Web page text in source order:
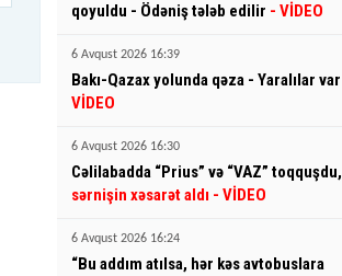
qoyuldu - Ödəniş tələb edilir - VİDEO
6 Avqust 2026 16:39
Bakı-Qazax yolunda qəza - Yaralılar var
VİDEO
6 Avqust 2026 16:30
Cəlilabadda “Prius” və “VAZ” toqquşdu,
sərnişin xəsarət aldı - VİDEO
6 Avqust 2026 16:24
“Bu addım atılsa, hər kəs avtobuslara